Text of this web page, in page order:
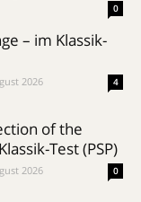
0
– im Klassik-
2026 4
of the
Test (PSP)
2026 0